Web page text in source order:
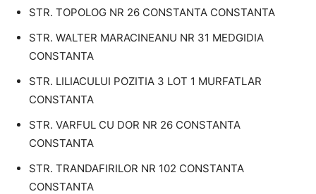
STR. TOPOLOG NR 26 CONSTANTA CONSTANTA
STR. WALTER MARACINEANU NR 31 MEDGIDIA
CONSTANTA
STR. LILIACULUI POZITIA 3 LOT 1 MURFATLAR
CONSTANTA
STR. VARFUL CU DOR NR 26 CONSTANTA
CONSTANTA
STR. TRANDAFIRILOR NR 102 CONSTANTA
CONSTANTA